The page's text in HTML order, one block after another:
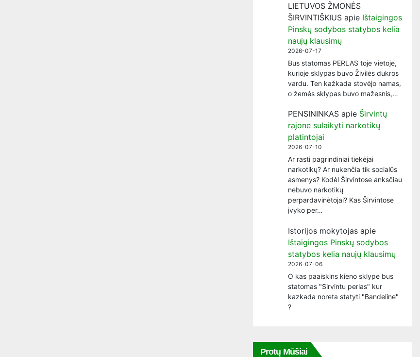
LIETUVOS ŽMONĖS
ŠIRVINTIŠKIUS apie Ištaigingos
Pinskų sodybos statybos kelia
naujų klausimų
2026-07-17
Bus statomas PERLAS toje vietoje,
kurioje sklypas buvo Živilės dukros
vardu. Ten kažkada stovėjo namas,
o žemės sklypas buvo mažesnis,…
PENSININKAS apie Širvintų
rajone sulaikyti narkotikų
platintojai
2026-07-10
Ar rasti pagrindiniai tiekėjai
narkotikų? Ar nukenčia tik socialūs
asmenys? Kodėl Širvintose anksčiau
nebuvo narkotikų
perpardavinėtojai? Kas Širvintose
įvyko per…
Istorijos mokytojas apie
Ištaigingos Pinskų sodybos
statybos kelia naujų klausimų
2026-07-06
O kas paaiskins kieno sklype bus
statomas "Sirvintu perlas" kur
kazkada noreta statyti "Bandeline"
?
Protų Mūšiai